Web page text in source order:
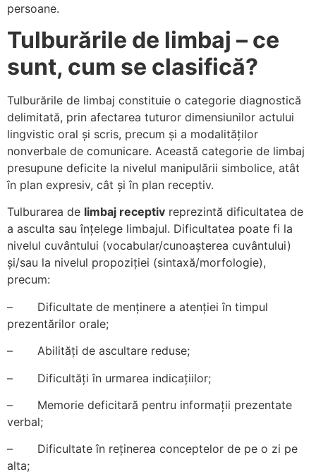
persoane.
Tulburările de limbaj – ce
sunt, cum se clasifică?
Tulburările de limbaj constituie o categorie diagnostică
delimitată, prin afectarea tuturor dimensiunilor actului
lingvistic oral și scris, precum și a modalităților
nonverbale de comunicare. Această categorie de limbaj
presupune deficite la nivelul manipulării simbolice, atât
în plan expresiv, cât și în plan receptiv.
Tulburarea de limbaj receptiv reprezintă dificultatea de
a asculta sau înțelege limbajul. Dificultatea poate fi la
nivelul cuvântului (vocabular/cunoașterea cuvântului)
și/sau la nivelul propoziției (sintaxă/morfologie),
precum:
– Dificultate de menținere a atenției în timpul
prezentărilor orale;
– Abilități de ascultare reduse;
– Dificultăți în urmarea indicațiilor;
– Memorie deficitară pentru informații prezentate
verbal;
– Dificultate în reținerea conceptelor de pe o zi pe
alta;